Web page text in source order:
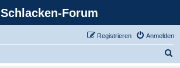
Schlacken-Forum
Anmelden
Registrieren